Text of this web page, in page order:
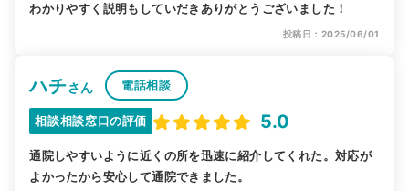
わかりやすく説明もしていだきありがとうございました！
投稿日：2025/06/01
ハチさん 電話相談
相談相談窓口の評価 5.0
通院しやすいように近くの所を迅速に紹介してくれた。対応が
よかったから安心して通院できました。